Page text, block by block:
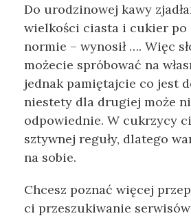
Do urodzinowej kawy
wielkości ciasta i cukier po
normie – wynosił …. Więc
możecie spróbować na
jednak pamiętajcie co jest
niestety dla drugiej może
odpowiednie. W cukrzycy
sztywnej reguły, dlatego
na sobie.
Chcesz poznać więcej
ci przeszukiwanie